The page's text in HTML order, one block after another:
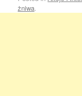
żniwa.